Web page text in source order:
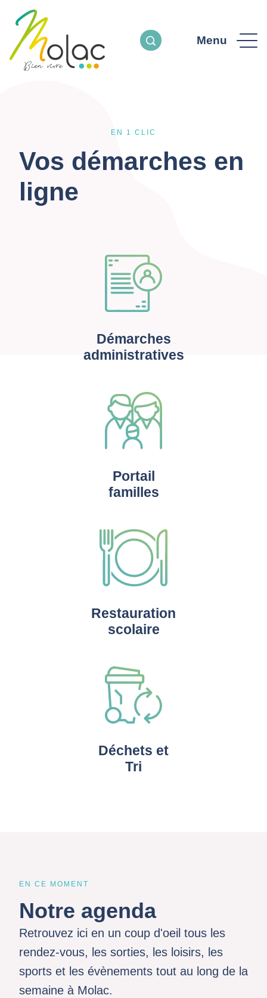
Menu
EN 1 CLIC
Vos démarches en
ligne
Démarches
administratives
Portail
familles
Restauration
scolaire
Déchets et
Tri
EN CE MOMENT
Notre agenda
Retrouvez ici en un coup d'oeil tous les
rendez-vous, les sorties, les loisirs, les
sports et les évènements tout au long de la
semaine à Molac.